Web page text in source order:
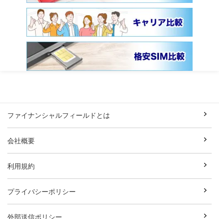
ファイナンシャルフィールドとは
会社概要
利用規約
プライバシーポリシー
外部送信ポリシー